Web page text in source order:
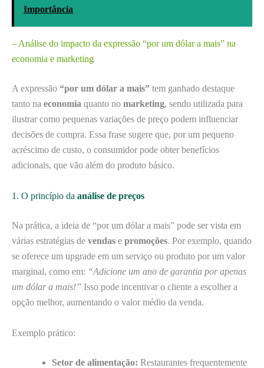
Importância
– Análise do impacto da expressão “por um dólar a mais” na
economia e marketing
A expressão “por um dólar a mais” tem ganhado destaque
tanto na economia quanto no marketing, sendo utilizada para
ilustrar como pequenas variações de preço podem influenciar
decisões de compra. Essa frase sugere que, por um pequeno
acréscimo de custo, o consumidor pode obter benefícios
adicionais, que vão além do produto básico.
1. O princípio da análise de preços
Na prática, a ideia de “por um dólar a mais” pode ser vista em
várias estratégias de vendas e promoções. Por exemplo, quando
se oferece um upgrade em um serviço ou produto por um valor
marginal, como em: “Adicione um ano de garantia por apenas
um dólar a mais!” Isso pode incentivar o cliente a escolher a
opção melhor, aumentando o valor médio da venda.
Exemplo prático:
Setor de alimentação: Restaurantes frequentemente